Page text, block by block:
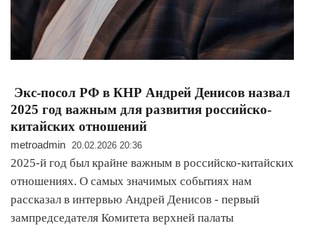
Экс-посол РФ в КНР Андрей Денисов назвал
2025 год важным для развития российско-
китайских отношений
metroadmin 20.02.2026 20:36
2025-й год был крайне важным в российско-китайских
отношениях. О самых значимых событиях нам
рассказал в интервью Андрей Денисов - первый
зампредседателя Комитета верхней палаты